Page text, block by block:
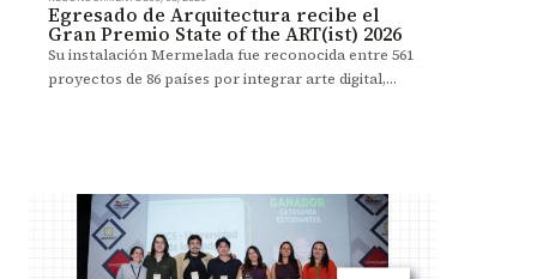
Egresado de Arquitectura recibe el
Gran Premio State of the ART(ist) 2026
Su instalación Mermelada fue reconocida entre 561
proyectos de 86 países por integrar arte digital,